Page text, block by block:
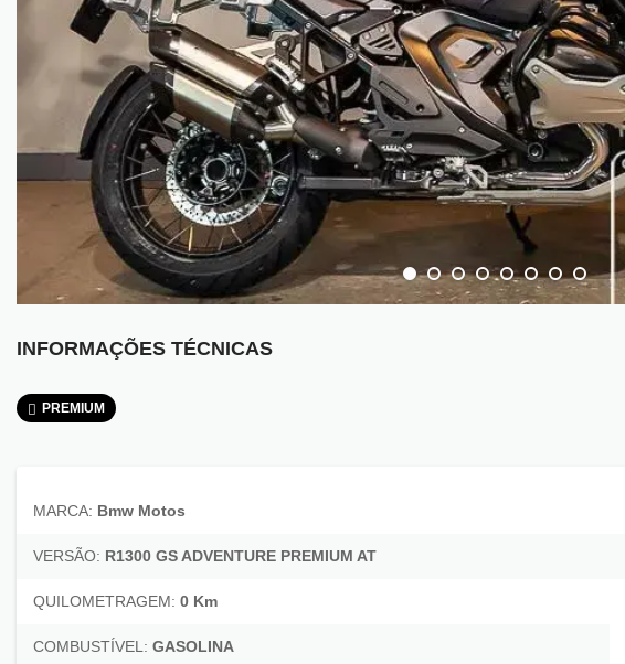
INFORMAÇÕES TÉCNICAS
PREMIUM
MARCA: Bmw Motos
VERSÃO: R1300 GS ADVENTURE PREMIUM AT
QUILOMETRAGEM: 0 Km
COMBUSTÍVEL: GASOLINA